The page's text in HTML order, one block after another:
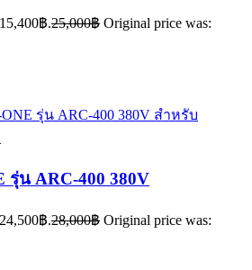
฿.25,000฿ Original price was:
รุ่น ARC-400 380V
฿.28,000฿ Original price was: